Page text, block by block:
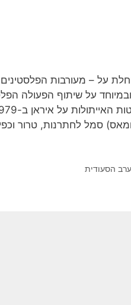
על – מעורבות הפלסטינים
סמל לחתרנות, טרור
ערב הסעודית